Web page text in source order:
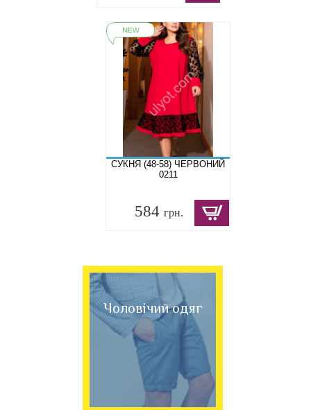
СУКНЯ (48-58) ЧЕРВОНИЙ
0211
584 грн.
Чоловічий одяг